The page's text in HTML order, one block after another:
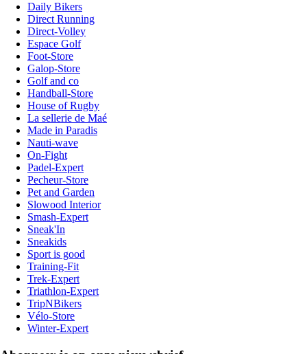
Daily Bikers
Direct Running
Direct-Volley
Espace Golf
Foot-Store
Galop-Store
Golf and co
Handball-Store
House of Rugby
La sellerie de Maé
Made in Paradis
Nauti-wave
On-Fight
Padel-Expert
Pecheur-Store
Pet and Garden
Slowood Interior
Smash-Expert
Sneak'In
Sneakids
Sport is good
Training-Fit
Trek-Expert
Triathlon-Expert
TripNBikers
Vélo-Store
Winter-Expert